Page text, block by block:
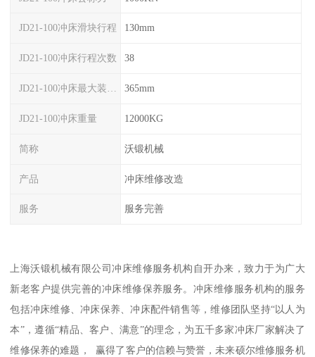
JD21-100冲床滑块行程 130mm
JD21-100冲床行程次数 38
365mm
JD21-100冲床重量 12000KG
简称 沃锻机械
产品 冲床维修改造
服务 服务完善
上海沃锻机械有限公司冲床维修服务机构自开办来，致力于为广大
新老客户提供完善的冲床维修保养服务。冲床维修服务机构的服务
包括冲床维修、冲床保养、冲床配件销售等，维修团队坚持“以人为
本”，遵循“精品、客户、满意”的理念，为五千多家冲床厂家解决了
维修保养的难题， 赢得了客户的信赖与赞誉，未来硕尔维修服务机